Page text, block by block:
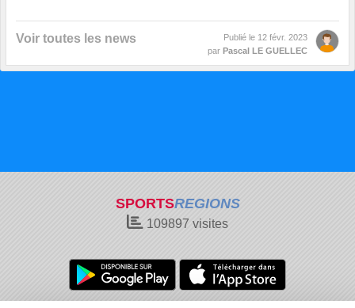
Voir toutes les news Publié le 12 févr. 2023
par Pascal LE GUELLEC
SPORTSREGIONS
109897 visites